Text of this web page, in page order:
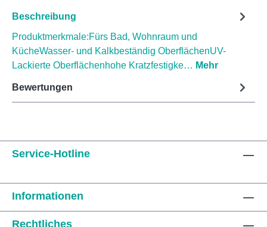
Beschreibung
Produktmerkmale:Fürs Bad, Wohnraum und
KücheWasser- und Kalkbeständig OberflächenUV-
Lackierte Oberflächenhohe Kratzfestigke… Mehr
Bewertungen
Service-Hotline
Informationen
Rechtliches